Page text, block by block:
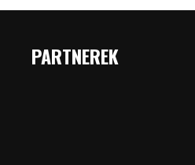
PARTNEREK